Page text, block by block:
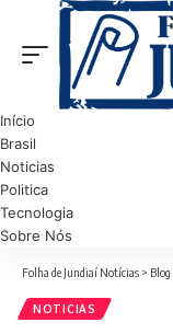
Início
Brasil
Noticias
Politica
Tecnologia
Sobre Nós
Folha de Jundiaí Notícias > Blog
NOTICIAS